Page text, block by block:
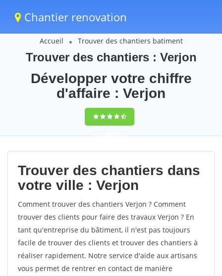
Chantier renovation
Accueil Trouver des chantiers batiment
Trouver des chantiers : Verjon
Développer votre chiffre
d'affaire : Verjon
9,5(100%)59
votes
Trouver des chantiers dans
votre ville : Verjon
Comment trouver des chantiers Verjon ? Comment
trouver des clients pour faire des travaux Verjon ? En
tant qu'entreprise du bâtiment, il n'est pas toujours
facile de trouver des clients et trouver des chantiers à
réaliser rapidement. Notre service d'aide aux artisans
vous permet de rentrer en contact de manière